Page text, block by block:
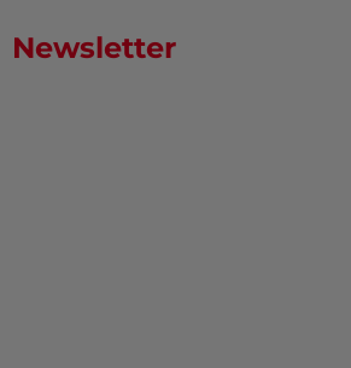
Newsletter